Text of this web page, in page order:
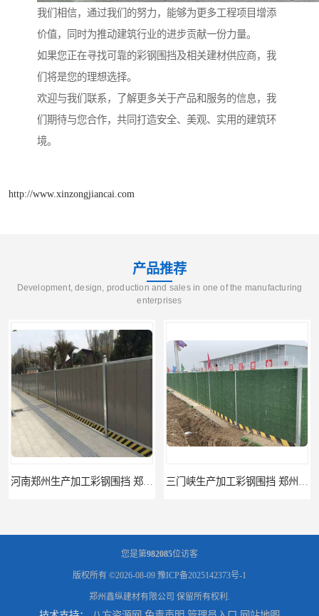
我们相信，通过我们的努力，能够为更多工程项目增添
价值，同时为推动建筑行业的进步贡献一份力量。
如果您正在寻找可靠的彩钢围挡及相关建材供应商，我
们将是您的理想选择。
欢迎与我们联系，了解更多关于产品和服务的信息，我
们期待与您合作，共同打造安全、美观、实用的建筑环
境。
http://www.xinzongjiancai.com
产品推荐
Development, design, production and sales in one of the manufacturing
enterprises
河南郑州生产加工彩钢围挡 郑州鑫纵 质量好 围挡加工 三门峡生产加工彩钢围挡 郑州鑫纵 质量好 围挡加工
您是第982085位访客
版权所有 ©2026-08-09 豫ICP备2025142373号-1
郑州鑫纵建材有限公司 保留所有权利.